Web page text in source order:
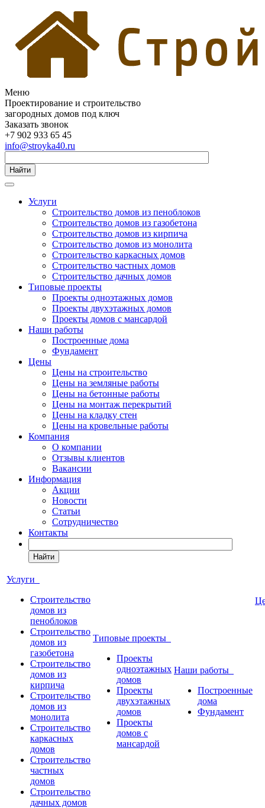
Меню
Проектирование и строительство
загородных домов под ключ
Заказать звонок
+7 902 933 65 45
info@stroyka40.ru
Найти
Услуги
Строительство домов из пеноблоков
Строительство домов из газобетона
Строительство домов из кирпича
Строительство домов из монолита
Строительство каркасных домов
Строительство частных домов
Строительство дачных домов
Типовые проекты
Проекты одноэтажных домов
Проекты двухэтажных домов
Проекты домов с мансардой
Наши работы
Построенные дома
Фундамент
Цены
Цены на строительство
Цены на земляные работы
Цены на бетонные работы
Цены на монтаж перекрытий
Цены на кладку стен
Цены на кровельные работы
Компания
О компании
Отзывы клиентов
Вакансии
Информация
Акции
Новости
Статьи
Сотрудничество
Контакты
Найти
Услуги
Строительство
домов из
пеноблоков
Строительство
домов из
газобетона
Строительство
домов из
кирпича
Строительство
домов из
монолита
Строительство
каркасных
домов
Строительство
частных
домов
Строительство
дачных домов
Типовые проекты
Проекты
одноэтажных
домов
Проекты
двухэтажных
домов
Проекты
домов с
мансардой
Наши работы
Построенные
дома
Фундамент